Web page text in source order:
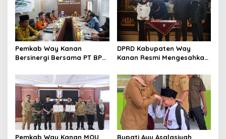
Pemkab Way Kanan
Bersinergi Bersama PT BPR
(Perseroda) Gelar Uji
Kompetensi Keahlian
DPRD Kabupaten Way
Kanan Resmi Mengesahkan
Pemkab Way Kanan MOU
Bupati Ayu Asalasiyah